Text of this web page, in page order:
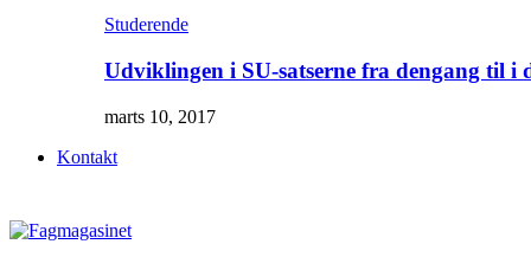
Studerende
Udviklingen i SU-satserne fra dengang til i
marts 10, 2017
Kontakt